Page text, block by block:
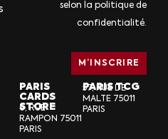
selon la politique de
confidentialité.
PARIS
CARDS
STORE
6, RUE
RAMPON 75011
PARIS
PARIS TCG
57, RUE DE
MALTE 75011
PARIS